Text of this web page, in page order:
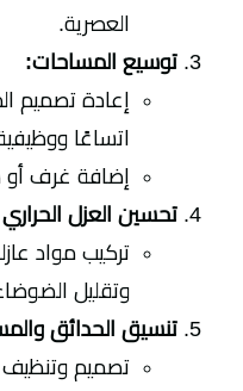
العصرية.
توسيع المساحات:
إعادة تصميم
اتساعًا
إضافة غرف
تحسين العزل
تركيب مواد
وتقليل
تنسيق الحدائق
تصميم وتنظيف